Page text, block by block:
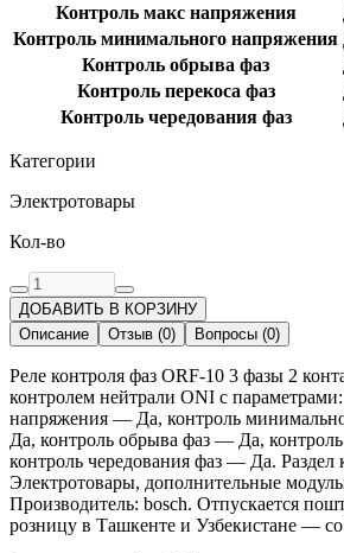
Контроль макс напряжения
Контроль минимального напряжения
Контроль обрыва фаз
Контроль перекоса фаз
Контроль чередования фаз
Категории
Электротовары
Кол-во
ДОБАВИТЬ В КОРЗИНУ
Описание
Отзыв (0) Вопросы (0)
Реле контроля фаз ORF-10 3 фазы 2
контролем нейтрали ONI с
напряжения — Да, контроль
Да, контроль обрыва фаз — Да,
контроль чередования фаз — Да. Раздел
Электротовары, дополнительные
Производитель: bosch. Отпускается
розницу в Ташкенте и Узбекистане — со